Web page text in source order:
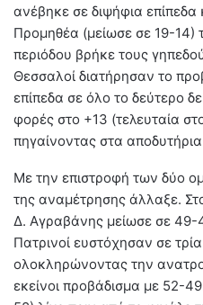
ανέβηκε σε διψήφια
Προμηθέα (μείωσε σε 19-14)
περιόδου βρήκε τους
Θεσσαλοί διατήρησαν το
επίπεδα σε όλο το δεύτερο
φορές στο +13 (τελευταία
πηγαίνοντας στα
Με την επιστροφή των δύο
της αναμέτρησης άλλαξε.
Δ. Αγραβάνης μείωσε σε 49-
Πατρινοί ευστόχησαν σε
ολοκληρώνοντας την
εκείνοι προβάδισμα με 52-